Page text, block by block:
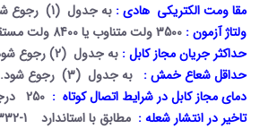
مقا ومت الکتریکی هادی : به جدول (1) رجوع شود.
ولتاژ آزمون : 3500 ولت متناوب یا 8400 ولت مستقیم به مدت 5 دقیقه.
حداکثر جریان مجاز کابل : به جدول (2) رجوع شود.
حداقل شعاع خمش : به جدول (3) رجوع شود.
دمای مجاز کابل در شرایط اتصال کوتاه : 250 درجه سلسیوس.
تاخیر در انتشار شعله : مطابق با استاندارد 1